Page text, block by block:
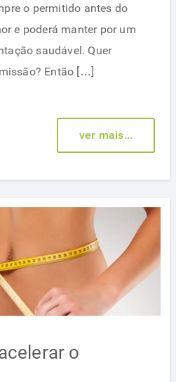
o permitido antes do
e poderá manter por um
saudável. Quer
Então […]
ver mais...
o